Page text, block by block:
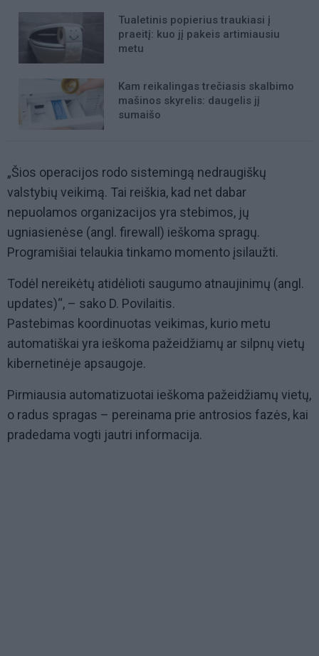
Tualetinis popierius traukiasi į
praeitį: kuo jį pakeis artimiausiu
metu
Kam reikalingas trečiasis skalbimo
mašinos skyrelis: daugelis jį
sumaišo
„Šios operacijos rodo sistemingą nedraugiškų
valstybių veikimą. Tai reiškia, kad net dabar
nepuolamos organizacijos yra stebimos, jų
ugniasienėse (angl. firewall) ieškoma spragų.
Programišiai telaukia tinkamo momento įsilaužti.
Todėl nereikėtų atidėlioti saugumo atnaujinimų (angl.
updates)“, – sako D. Povilaitis.
Pastebimas koordinuotas veikimas, kurio metu
automatiškai yra ieškoma pažeidžiamų ar silpnų vietų
kibernetinėje apsaugoje.
Pirmiausia automatizuotai ieškoma pažeidžiamų vietų,
o radus spragas – pereinama prie antrosios fazės, kai
pradedama vogti jautri informacija.